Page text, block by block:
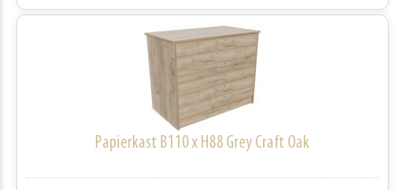
Papierkast B110 x H88 Grey Craft Oak